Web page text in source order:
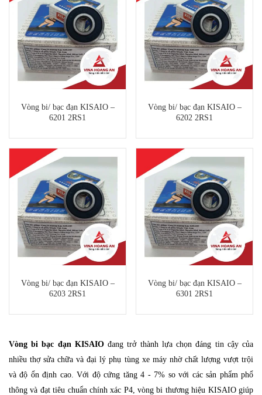
Vòng bi/ bạc đạn KISAIO –
6201 2RS1
Vòng bi/ bạc đạn KISAIO –
6202 2RS1
Vòng bi/ bạc đạn KISAIO –
6203 2RS1
Vòng bi/ bạc đạn KISAIO –
6301 2RS1
Vòng bi bạc đạn KISAIOđang trở thành lựa chọn đáng tin cậy của
nhiều thợ sửa chữa và đại lý phụ tùng xe máy nhờ chất lượng vượt trội
và độ ổn định cao. Với độ cứng tăng 4 - 7% so với các sản phẩm phổ
thông và đạt tiêu chuẩn chính xác P4, vòng bi thương hiệu KISAIO giúp